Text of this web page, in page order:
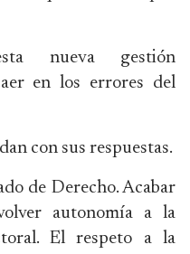
nueva gestión
en los errores del
con sus respuestas.
de Derecho. Acabar
autonomía a la
El respeto a la